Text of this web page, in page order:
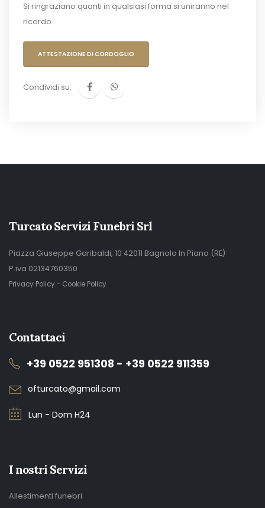
Si ringraziano quanti in qualsiasi forma si uniranno nel
ricordo.
ATTESTAZIONE DI CORDOGLIO
Condividi su:
Turcato Servizi Funebri Srl
Piazza Giuseppe Garibaldi, 10 42011 Bagnolo In Piano (RE)
P.iva 02134760350
Privacy Policy- Cookie Policy
Contattaci
+39 0522 951308 - +39 0522 911359
ofturcato@gmail.com
Lun - Dom H24
I nostri Servizi
Allestimenti funebri